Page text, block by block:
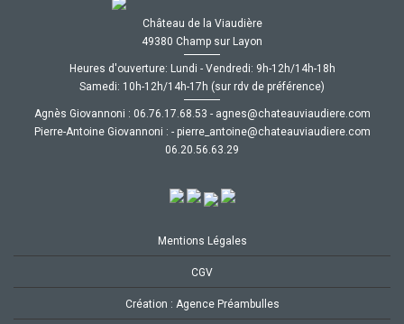
Château de la Viaudière
49380 Champ sur Layon
Heures d'ouverture: Lundi - Vendredi: 9h-12h/14h-18h
Samedi: 10h-12h/14h-17h (sur rdv de préférence)
Agnès Giovannoni : moc.ereiduaivuaetahc@senga
-
35.86.71.67.60
Pierre-Antoine Giovannoni :
moc.ereiduaivuaetahc@eniotna_erreip
-
92.36.65.02.60
Mentions Légales
CGV
Création : Agence Préambulles